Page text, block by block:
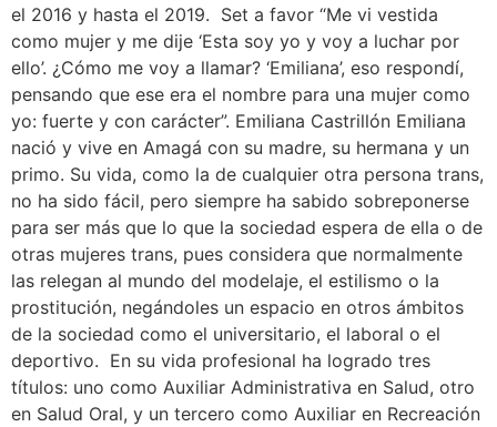
el 2016 y hasta el 2019. Set a favor “Me vi vestida
como mujer y me dije ‘Esta soy yo y voy a luchar por
ello’. ¿Cómo me voy a llamar? ‘Emiliana’, eso respondí,
pensando que ese era el nombre para una mujer como
yo: fuerte y con carácter”. Emiliana Castrillón Emiliana
nació y vive en Amagá con su madre, su hermana y un
primo. Su vida, como la de cualquier otra persona trans,
no ha sido fácil, pero siempre ha sabido sobreponerse
para ser más que lo que la sociedad espera de ella o de
otras mujeres trans, pues considera que normalmente
las relegan al mundo del modelaje, el estilismo o la
prostitución, negándoles un espacio en otros ámbitos
de la sociedad como el universitario, el laboral o el
deportivo. En su vida profesional ha logrado tres
títulos: uno como Auxiliar Administrativa en Salud, otro
en Salud Oral, y un tercero como Auxiliar en Recreación